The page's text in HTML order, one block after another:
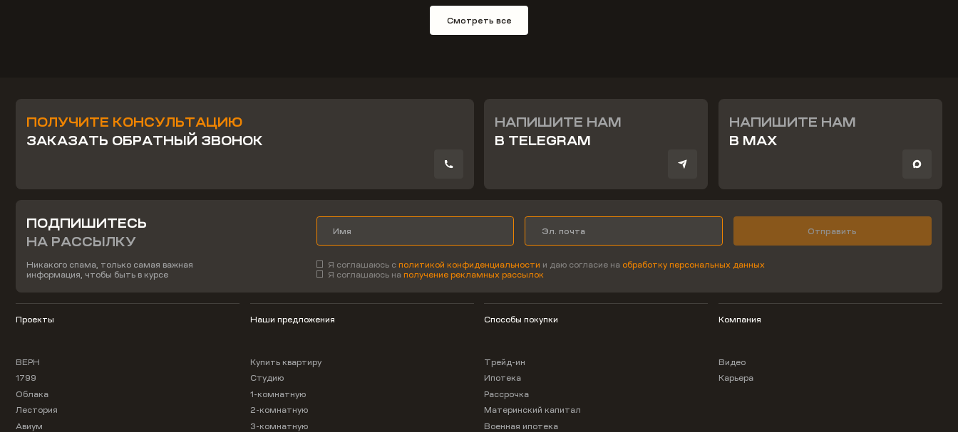
Смотреть все
ПОЛУЧИТЕ КОНСУЛЬТАЦИЮ
ЗАКАЗАТЬ ОБРАТНЫЙ ЗВОНОК
НАПИШИТЕ НАМ
В TELEGRAM
НАПИШИТЕ НАМ
В MAX
ПОДПИШИТЕСЬ
НА РАССЫЛКУ
Никакого спама, только самая важная
информация, чтобы быть в курсе
Отправить
Я соглашаюсь сполитикой конфиденциальности и даю согласие на обработку персональных данных
Я соглашаюсь наполучение рекламных рассылок
Проекты
ВЕРН
1799
Облака
Лестория
Авиум
Наши предложения
Купить квартиру
Студию
1-комнатную
2-комнатную
3-комнатную
Способы покупки
Трейд-ин
Ипотека
Рассрочка
Материнский капитал
Военная ипотека
Компания
Видео
Карьера